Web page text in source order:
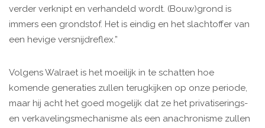
verder verknipt en verhandeld wordt. (Bouw)grond is
immers een grondstof. Het is eindig en het slachtoffer van
een hevige versnijdreflex.”
Volgens Walraet is het moeilijk in te schatten hoe
komende generaties zullen terugkijken op onze periode,
maar hij acht het goed mogelijk dat ze het privatiserings-
en verkavelingsmechanisme als een anachronisme zullen